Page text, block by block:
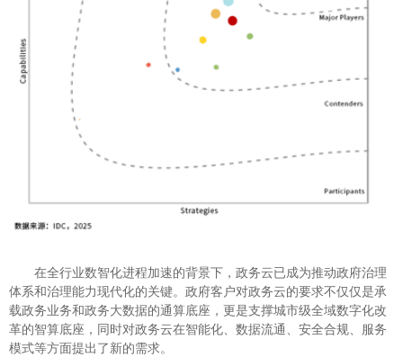
在全行业数智化进程加速的背景下，政务云已成为推动政府治理
体系和治理能力现代化的关键。政府客户对政务云的要求不仅仅是承
载政务业务和政务大数据的通算底座，更是支撑城市级全域数字化改
革的智算底座，同时对政务云在智能化、数据流通、安全合规、服务
模式等方面提出了新的需求。